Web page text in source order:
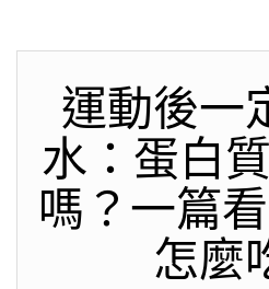
運動後一
水：蛋白質
嗎？一篇
怎麼